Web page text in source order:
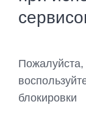
блокировки